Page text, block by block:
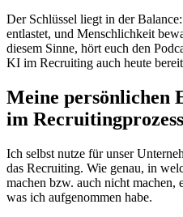
Der Schlüssel liegt in der
entlastet, und Menschlichkeit
diesem Sinne, hört euch den
KI im Recruiting auch heute
Meine
im Recruitingprozess
Ich selbst nutze für unser
das Recruiting. Wie genau, in
machen bzw. auch nicht
was ich aufgenommen habe.